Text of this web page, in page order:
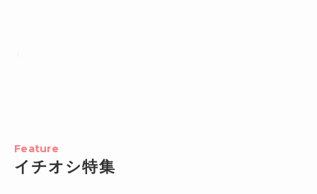
Feature
イチオシ特集